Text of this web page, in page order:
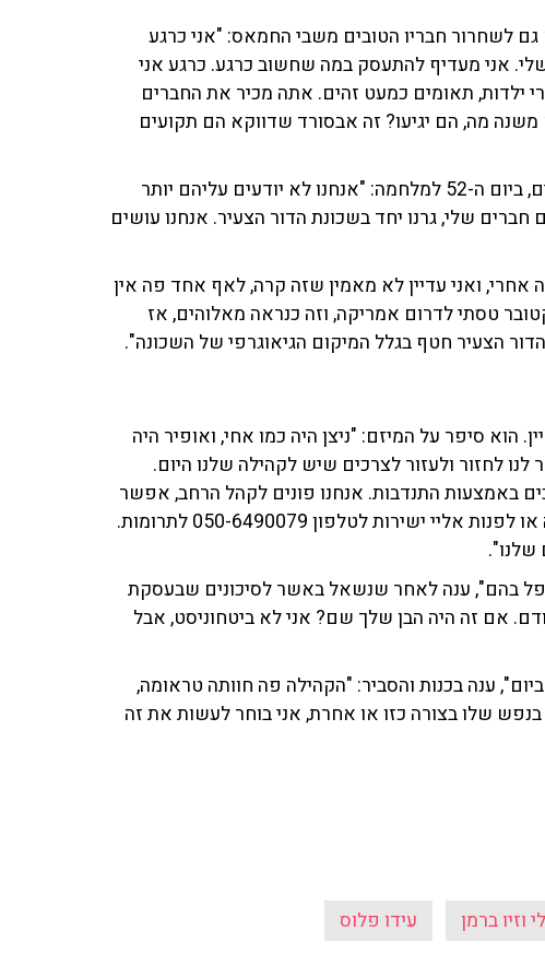
לשחרור חבריו הטובים משבי החמאס: "אני כרגע
אני מעדיף להתעסק במה שחשוב כרגע. כרגע אני
שיותר. גלי וזיו ברמן, תאומים בני 27, חברי ילדות, תאומים כמעט זהים. אתה מכיר את החברים
מה, הם יגיעו? זה אבסורד שדווקא הם תקועים
אות החיים האחרון מהם התקבל עם עסקת החטופים, ביום ה-52 למלחמה: "אנחנו לא יודעים עליהם יותר
חברים שלי, גרנו יחד בשכונת הדור הצעיר. אנחנו עושים
ואני עדיין לא מאמין שזה קרה,לאף אחד פה אין
טסתי לדרום אמריקה, וזה כנראה מאלוהים, אז
הצעיר חטף בגלל המיקום הגיאוגרפי של השכונה".
הוא סיפר על המיזם: "ניצן היה כמו אחי, ואופיר היה
לחזור ולעזור לצרכים שיש לקהילה שלנו היום.
באמצעות התנדבות. אנחנו פונים לקהל הרחב, אפשר
לתרום דרך האתר של המועצה והאתר של כפר עזה או לפנות אליי ישירות לטלפון 050-6490079 לתרומות.
שלנו".
בהם", ענה לאחר שנשאל באשר לסיכונים שבעסקת
אם זה היה הבן שלך שם? אני לא ביטחוניסט, אבל
ענה בכנות והסביר: "הקהילה פה חוותה טראומה,
שלו בצורה כזו או אחרת, אני בוחר לעשות את זה
וזיו ברמן עידו פלוס